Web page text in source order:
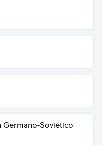
Germano-Soviético